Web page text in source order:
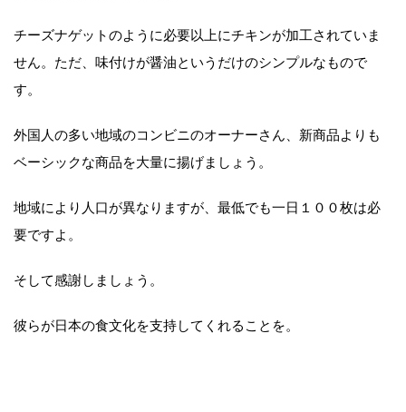
チーズナゲットのように必要以上にチキンが加工されていま
せん。ただ、味付けが醤油というだけのシンプルなもので
す。
外国人の多い地域のコンビニのオーナーさん、新商品よりも
ベーシックな商品を大量に揚げましょう。
地域により人口が異なりますが、最低でも一日１００枚は必
要ですよ。
そして感謝しましょう。
彼らが日本の食文化を支持してくれることを。